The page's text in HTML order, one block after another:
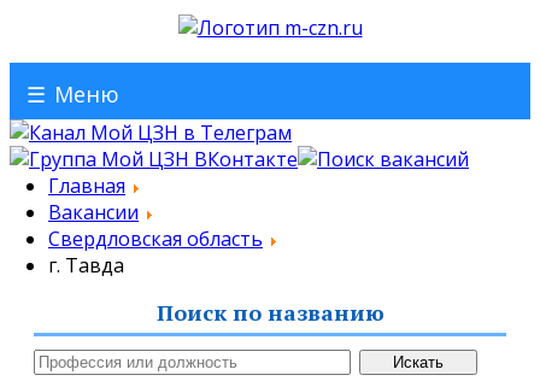
☰ Меню
Главная
Вакансии
Свердловская область
г. Тавда
Поиск по названию